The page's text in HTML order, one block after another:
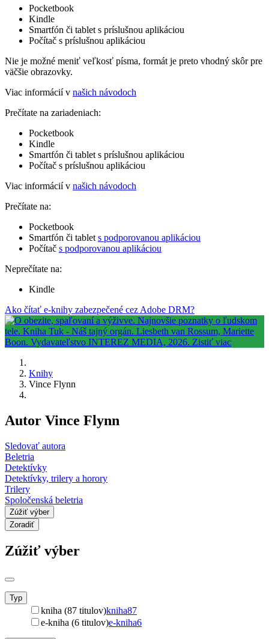
Pocketbook
Kindle
Smartfón či tablet s príslušnou aplikáciou
Počítač s príslušnou aplikáciou
Nie je možné meniť veľkosť písma, formát je preto vhodný skôr pre
väčšie obrazovky.
Viac informácií v našich návodoch
Prečítate na zariadeniach:
Pocketbook
Kindle
Smartfón či tablet s príslušnou aplikáciou
Počítač s príslušnou aplikáciou
Viac informácií v našich návodoch
Prečítate na:
Pocketbook
Smartfón či tablet s podporovanou aplikáciou
Počítač s podporovanou aplikáciou
Neprečítate na:
Kindle
Ako čítať e-knihy zabezpečené cez Adobe DRM?
Knihy
Vince Flynn
Autor Vince Flynn
Sledovať autora
Beletria
Detektívky
Detektívky, trilery a horory
Trilery
Spoločenská beletria
Zúžiť výber
Zoradiť
Zúžiť výber
Typ
kniha (87 titulov)kniha87
e-kniha (6 titulov)e-kniha6